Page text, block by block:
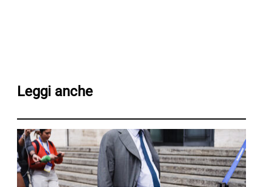
Leggi anche